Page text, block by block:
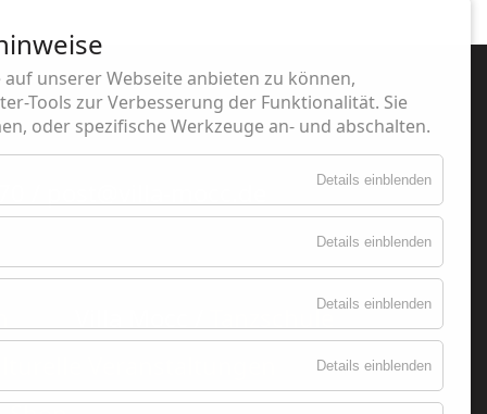
Tanzschule
unserer Webseite anbieten zu können,
Tools zur Verbesserung der Funktionalität. Sie
oder spezifische Werkzeuge an- und abschalten.
Details einblenden
Details einblenden
Details einblenden
Details einblenden